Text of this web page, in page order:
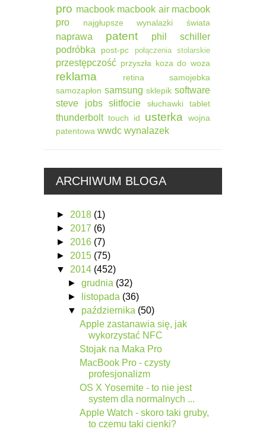
pro macbook macbook air macbook
pro
najgłupsze wynalazki świata
naprawa patent
phil schiller
podróbka
post-pc połączenia stolarskie
przestępczość przyszła koza do woza
reklama retina
samojebka
samozapłon samsung sklepik software
steve jobs
słitfocie słuchawki tablet
thunderbolt touch id usterka wojna
patentowa wwdc wynalazek
ARCHIWUM BLOGA
► 2018 (1)
► 2017 (6)
► 2016 (7)
► 2015 (75)
▼ 2014 (452)
►grudnia (32)
►
listopada (36)
▼ października (50)
Apple zastanawia się, jak
wykorzystać NFC
Stojak na Maka Pro
MacBook Pro - czysty
profesjonalizm
OS X Yosemite - to nie jest
system dla normalnych ...
Apple Watch - skoro taki gruby,
to czemu taki cienki?